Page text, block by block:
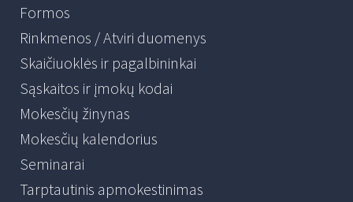
Formos
Rinkmenos / Atviri duomenys
Skaičiuoklės ir pagalbininkai
Sąskaitos ir įmokų kodai
Mokesčių žinynas
Mokesčių kalendorius
Seminarai
Tarptautinis apmokestinimas